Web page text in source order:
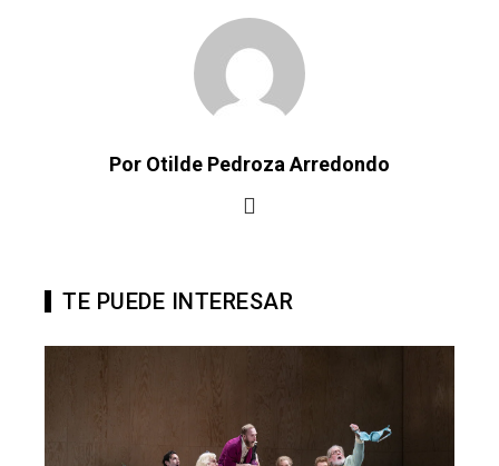
Por Otilde Pedroza Arredondo
TE PUEDE INTERESAR